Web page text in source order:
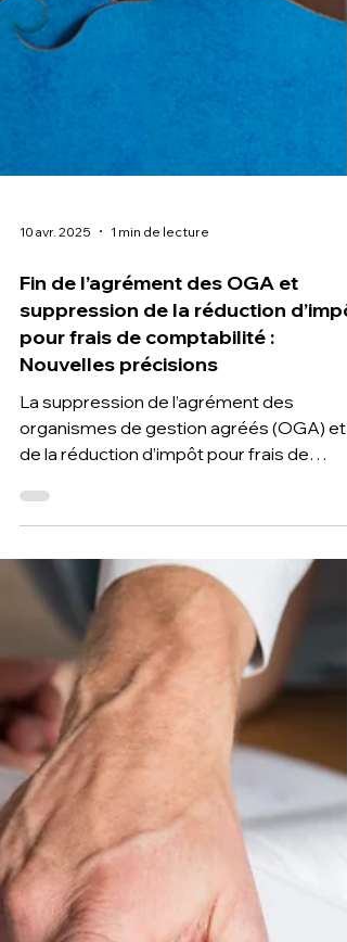
Fin de l’agrément des OGA et
suppression de la réduction
pour frais de comptabilité :
Nouvelles précisions
La suppression de l’agrément des
organismes de gestion agréés (OGA) et
comptabilité dès 2025 marque un